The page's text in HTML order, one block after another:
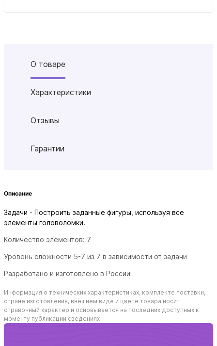
О товаре
Характеристики
Отзывы
Гарантии
Описание
Задачи - Построить заданные фигуры, используя все
элементы головоломки.
Количество элементов: 7
Уровень сложности 5-7 из 7 в зависимости от задачи
Разработано и изготовлено в России
Информация о технических характеристиках, комплекте поставки,
стране изготовления, внешнем виде и цвете товара носит
справочный характер и основывается на последних доступных к
моменту публикации сведениях